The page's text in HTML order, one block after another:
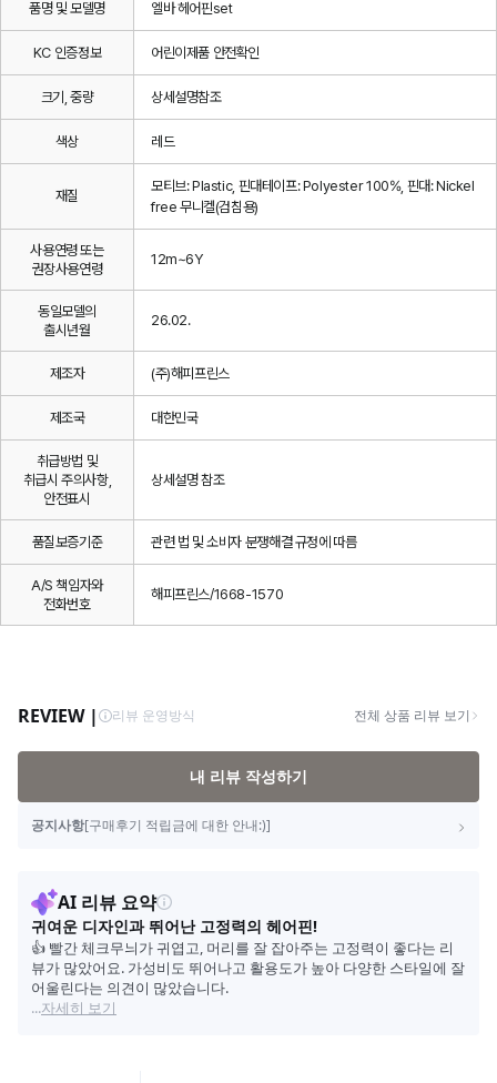
품명 및 모델명 엘바 헤어핀set
KC 인증정보 어린이제품 안전확인
크기, 중량 상세설명참조
색상 레드
재질
모티브: Plastic, 핀대테이프: Polyester 100%, 핀대: Nickel
free 무니켈(검침용)
사용연령 또는
권장사용연령
12m~6Y
동일모델의
출시년월
26.02.
제조자 (주)해피프린스
제조국 대한민국
취급방법 및
취급시 주의사항,
안전표시
상세설명 참조
품질보증기준 관련 법 및 소비자 분쟁해결 규정에 따름
A/S 책임자와
전화번호
해피프린스/1668-1570